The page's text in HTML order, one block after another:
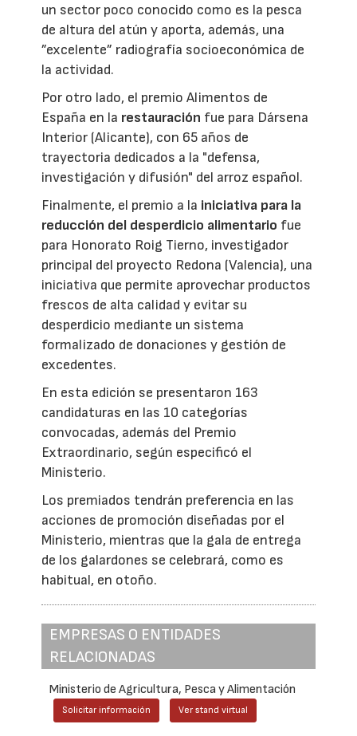
un sector poco conocido como es la pesca
de altura del atún y aporta, además, una
”excelente” radiografía socioeconómica de
la actividad.
Por otro lado, el premio Alimentos de
España en la restauración fue para Dársena
Interior (Alicante), con 65 años de
trayectoria dedicados a la "defensa,
investigación y difusión" del arroz español.
Finalmente, el premio a la iniciativa para la
reducción del desperdicio alimentario fue
para Honorato Roig Tierno, investigador
principal del proyecto Redona (Valencia), una
iniciativa que permite aprovechar productos
frescos de alta calidad y evitar su
desperdicio mediante un sistema
formalizado de donaciones y gestión de
excedentes.
En esta edición se presentaron 163
candidaturas en las 10 categorías
convocadas, además del Premio
Extraordinario, según especificó el
Ministerio.
Los premiados tendrán preferencia en las
acciones de promoción diseñadas por el
Ministerio, mientras que la gala de entrega
de los galardones se celebrará, como es
habitual, en otoño.
EMPRESAS O ENTIDADES
RELACIONADAS
Ministerio de Agricultura, Pesca y Alimentación
Solicitar información Ver stand virtual